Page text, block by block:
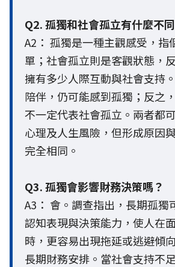
Q2. 孤獨和社會孤立有什麼不
A2： 孤獨是一種主觀感受，指
單；社會孤立則是客觀狀態，
擁有多少人際互動與社會支持
陪伴，仍可能感到孤獨；反之
不一定代表社會孤立。兩者都
心理及人生風險，但形成原因
完全相同。
Q3. 孤獨會影響財務決策嗎？
A3： 會。調查指出，長期孤獨
認知表現與決策能力，使人在
時，更容易出現拖延或逃避傾
長期財務安排。當社會支持不